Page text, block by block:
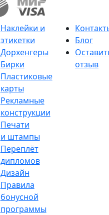
Наклейки и
этикетки
Дорхенгеры
Бирки
Пластиковые
карты
Рекламные
конструкции
Печати
и штампы
Переплёт
дипломов
Дизайн
Правила
бонусной
программы
Блог
отзыв